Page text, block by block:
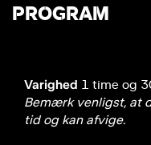
PROGRAM
Varighed 1 time og
Bemærk venligst, at
tid og kan afvige.